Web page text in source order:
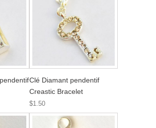
Clé Diamant pendentif
Creastic Bracelet
$1.50